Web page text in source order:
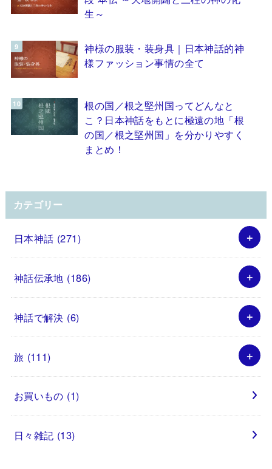
生～
神様の服装・装身具｜日本神話的神
様ファッション事情の全て
根の国／根之堅州国ってどんなと
こ？日本神話をもとに極遠の地「根
の国／根之堅州国」を分かりやすく
まとめ！
カテゴリー
日本神話 (271)
神話伝承地 (186)
神話で解決 (6)
旅 (111)
お買いもの (1)
日々雑記 (13)